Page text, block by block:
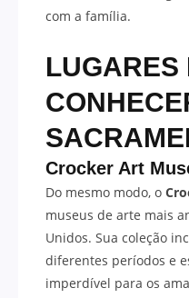
com a família.
LUGARES
Crocker Art
Do mesmo modo, o
museus de arte mais
Unidos. Sua coleção
diferentes períodos e
imperdível para os